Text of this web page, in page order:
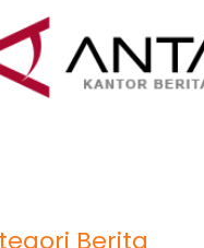
Berita